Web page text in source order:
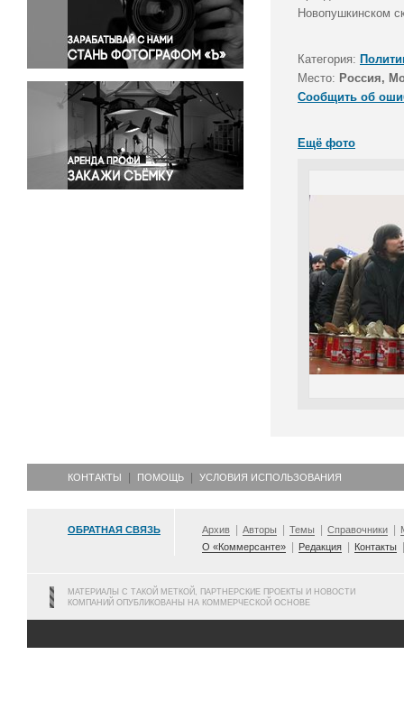
Правосудие
Происшествия и конфликты
Религия
Светская жизнь
Спорт
Экология
Экономика и бизнес
Новопушкинском
Категория:
Место: Россия,
Сообщить об
Ещё фото
КОНТАКТЫ ПОМОЩЬ УСЛОВИЯ ИСПОЛЬЗОВАНИЯ
ОБРАТНАЯ СВЯЗЬ Архив Авторы Темы Справочники
О «Коммерсанте»
Редакция Контакты
МАТЕРИАЛЫ С ТАКОЙ МЕТКОЙ, ПАРТНЕРСКИЕ ПРОЕКТЫ И НОВОСТИ
КОМПАНИЙ ОПУБЛИКОВАНЫ НА КОММЕРЧЕСКОЙ ОСНОВЕ